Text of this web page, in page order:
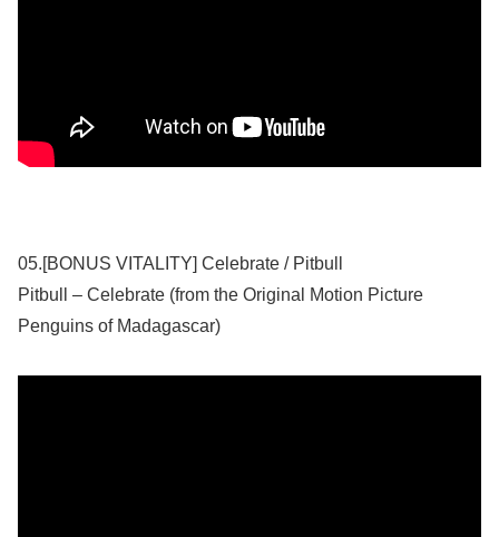
05.[BONUS VITALITY] Celebrate / Pitbull
Pitbull – Celebrate (from the Original Motion Picture
Penguins of Madagascar)